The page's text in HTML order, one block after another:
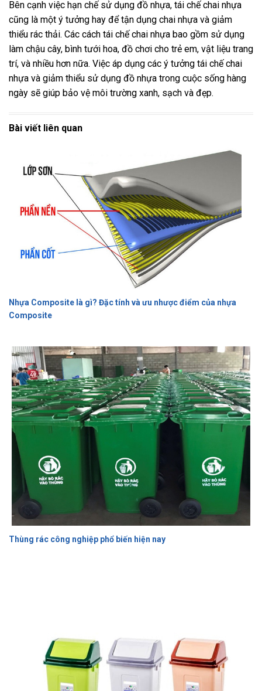
Bên cạnh việc hạn chế sử dụng đồ nhựa, tái chế chai nhựa
cũng là một ý tưởng hay để tận dụng chai nhựa và giảm
thiểu rác thải. Các cách tái chế chai nhựa bao gồm sử dụng
làm chậu cây, bình tưới hoa, đồ chơi cho trẻ em, vật liệu trang
trí, và nhiều hơn nữa. Việc áp dụng các ý tưởng tái chế chai
nhựa và giảm thiểu sử dụng đồ nhựa trong cuộc sống hàng
ngày sẽ giúp bảo vệ môi trường xanh, sạch và đẹp.
Bài viết liên quan
Nhựa Composite là gì? Đặc tính và ưu nhược điểm của nhựa
Composite
Thùng rác công nghiệp phổ biến hiện nay